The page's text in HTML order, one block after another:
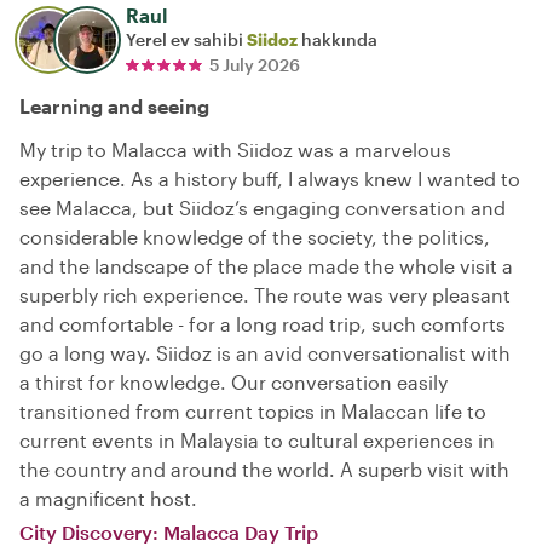
Raul
Yerel ev sahibi Siidoz hakkında
5 July 2026
Learning and seeing
My trip to Malacca with Siidoz was a marvelous
experience. As a history buff, I always knew I wanted to
see Malacca, but Siidoz’s engaging conversation and
considerable knowledge of the society, the politics,
and the landscape of the place made the whole visit a
superbly rich experience. The route was very pleasant
and comfortable - for a long road trip, such comforts
go a long way. Siidoz is an avid conversationalist with
a thirst for knowledge. Our conversation easily
transitioned from current topics in Malaccan life to
current events in Malaysia to cultural experiences in
the country and around the world. A superb visit with
a magnificent host.
City Discovery: Malacca Day Trip